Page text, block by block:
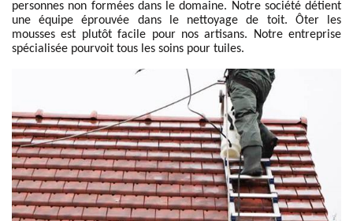
personnes non formées dans le domaine. Notre société détient
une équipe éprouvée dans le nettoyage de toit. Ôter les
mousses est plutôt facile pour nos artisans. Notre entreprise
spécialisée pourvoit tous les soins pour tuiles.